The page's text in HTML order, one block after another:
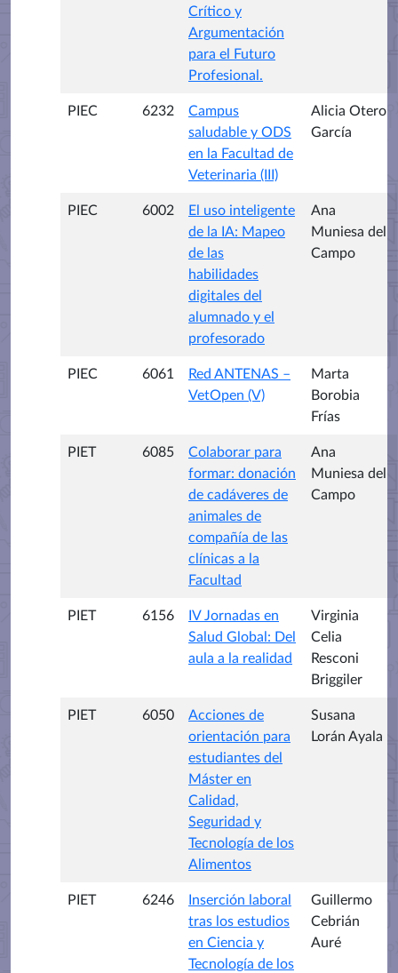
Crítico y
Argumentación
para el Futuro
Profesional.
PIEC 6232
Campus
saludable y ODS
en la Facultad de
Veterinaria (III)
Alicia Otero
García
PIEC 6002
El uso inteligente
de la IA: Mapeo
de las
habilidades
digitales del
alumnado y el
profesorado
Ana
Muniesa del
Campo
PIEC 6061
Red ANTENAS –
VetOpen (V)
Marta
Borobia
Frías
PIET 6085
Colaborar para
formar: donación
de cadáveres de
animales de
compañía de las
clínicas a la
Facultad
Ana
Muniesa del
Campo
PIET 6156
IV Jornadas en
Salud Global: Del
aula a la realidad
Virginia
Celia
Resconi
Briggiler
PIET 6050
Acciones de
orientación para
estudiantes del
Máster en
Calidad,
Seguridad y
Tecnología de los
Alimentos
Susana
Lorán Ayala
PIET 6246
Inserción laboral
tras los estudios
en Ciencia y
Tecnología de los
Guillermo
Cebrián
Auré